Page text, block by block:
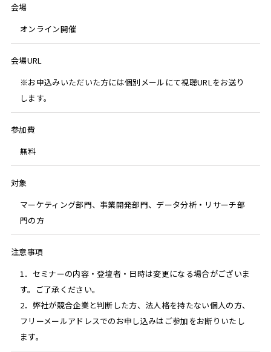
会場
オンライン開催
会場URL
※お申込みいただいた方には個別メールにて視聴URLをお送り
します。
参加費
無料
対象
マーケティング部門、事業開発部門、データ分析・リサーチ部
門の方
注意事項
1．セミナーの内容・登壇者・日時は変更になる場合がございま
す。ご了承ください。
2．弊社が競合企業と判断した方、法人格を持たない個人の方、
フリーメールアドレスでのお申し込みはご参加をお断りいたし
ます。